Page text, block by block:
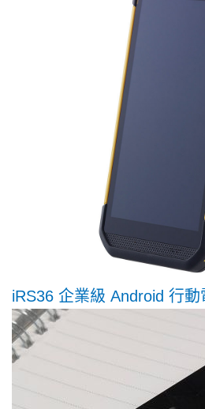
iRS36 企業級 Android 行動